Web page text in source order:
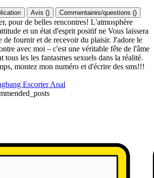
Avis () Commentaires/questions ()
pour de belles rencontres! L'atmosphère
et un état d'esprit positif ne Vous laissera
fournir et de recevoir du plaisir. J'adore le
avec moi – c'est une véritable fête de l'âme
tous les les fantasmes sexuels dans la réalité.
montez mon numéro et d'écrire des sms!!!
EscorterAnal